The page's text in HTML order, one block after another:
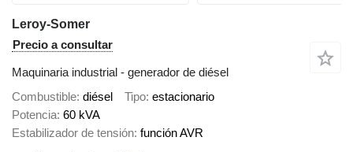
Leroy-Somer
Precio a consultar
Maquinaria industrial - generador de diésel
Combustible diésel Tipo estacionario
Potencia 60 kVA
Estabilizador de tensión función AVR